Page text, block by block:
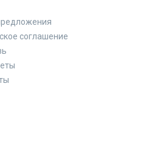
соглашение